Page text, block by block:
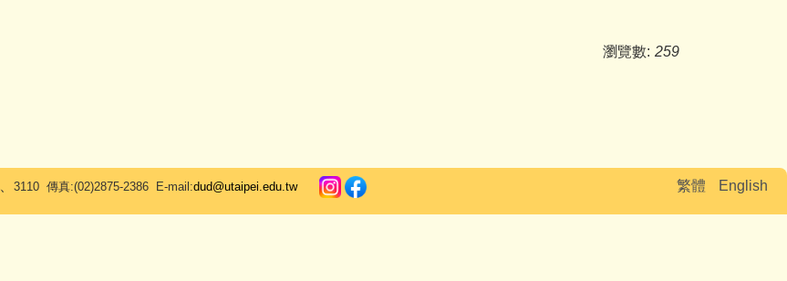
瀏覽數: 259
繁體 English
3110 傳真:(02)2875-2386 E-mail:dud@utaipei.edu.tw